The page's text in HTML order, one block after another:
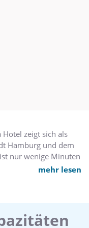
zeigt sich als
Hamburg und dem
nur wenige Minuten
Architektur
Terminal 2
mehr lesen